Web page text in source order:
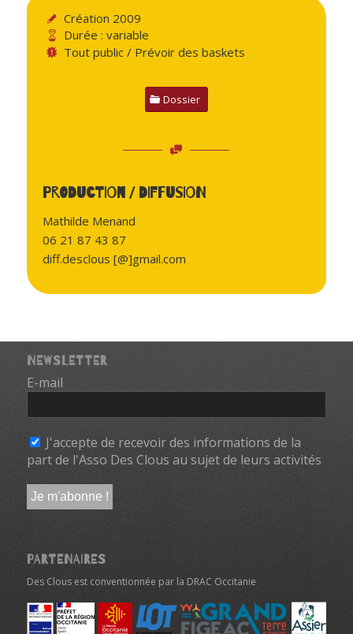
Création 2009
Durée : variable
Tout public / Prévoir des baskets
Dossier
PRODUCTION / DIFFUSION
Mathilde Menand
06 21 87 43 87
diff.desclous [@]gmail.com
NEWSLETTER
E-mail
J'accepte de recevoir des informations de la
part de l'Asso Des Clous au sujet de leurs activités
PARTENAIRES
Des Clous est conventionnée par la DRAC Occitanie